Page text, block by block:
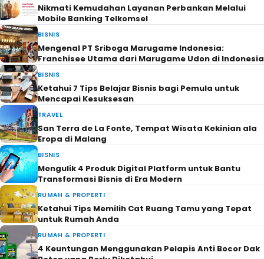
Nikmati Kemudahan Layanan Perbankan Melalui
Mobile Banking Telkomsel
BISNIS
Mengenal PT Sriboga Marugame Indonesia:
Franchisee Utama dari Marugame Udon di Indonesia
BISNIS
Ketahui 7 Tips Belajar Bisnis bagi Pemula untuk
Mencapai Kesuksesan
TRAVEL
San Terra de La Fonte, Tempat Wisata Kekinian ala
Eropa di Malang
BISNIS
Mengulik 4 Produk Digital Platform untuk Bantu
Transformasi Bisnis di Era Modern
RUMAH & PROPERTI
Ketahui Tips Memilih Cat Ruang Tamu yang Tepat
untuk Rumah Anda
RUMAH & PROPERTI
4 Keuntungan Menggunakan Pelapis Anti Bocor Dak